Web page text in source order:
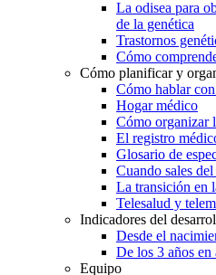
La odisea para
de la genética
Trastornos
Cómo
Cómo planificar y
Cómo hablar
Hogar médico
Cómo organizar
El registro
Glosario de
Cuando sales
La transición en
Telesalud y
Indicadores del
Desde el
De los 3 años en
Equipo